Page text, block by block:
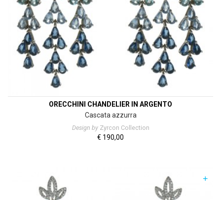
ORECCHINI CHANDELIER IN ARGENTO
Cascata azzurra
Design byZyrcon Collection
€ 190,00
+